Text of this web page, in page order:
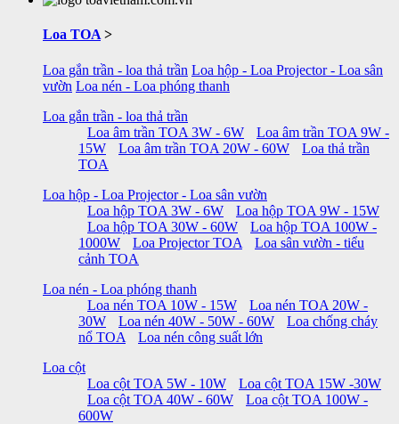
Loa TOA >
Loa gắn trần - loa thả trần Loa hộp - Loa Projector - Loa sân
vườn Loa nén - Loa phóng thanh
Loa gắn trần - loa thả trần
Loa âm trần TOA 3W - 6W
Loa âm trần TOA 9W -
15W
Loa âm trần TOA 20W - 60W
Loa thả trần
TOA
Loa hộp - Loa Projector - Loa sân vườn
Loa hộp TOA 3W - 6W
Loa hộp TOA 9W - 15W
Loa hộp TOA 30W - 60W
Loa hộp TOA 100W -
1000W
Loa Projector TOA
Loa sân vườn - tiểu
cảnh TOA
Loa nén - Loa phóng thanh
Loa nén TOA 10W - 15W
Loa nén TOA 20W -
30W
Loa nén 40W - 50W - 60W
Loa chống cháy
nổ TOA
Loa nén công suất lớn
Loa cột
Loa cột TOA 5W - 10W
Loa cột TOA 15W -30W
Loa cột TOA 40W - 60W
Loa cột TOA 100W -
600W